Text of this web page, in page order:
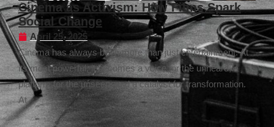
Cinema as Activism: How Films Spark
Social Change
April 25, 2025
Cinema has always been more than just entertainment. At
its most powerful, it becomes a voice for the unheard, a
platform for the unseen, and a catalyst for transformation.
At